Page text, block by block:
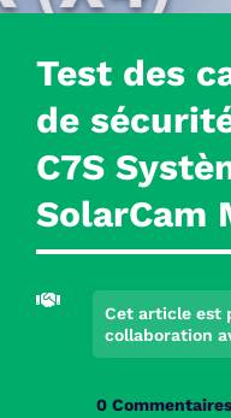
Test des
de
C7S
SolarCam

Cet article est
collaboration
0 Commentaires